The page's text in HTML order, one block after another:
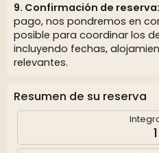
Confirmación de reserva:
pago, nos pondremos en
posible para coordinar los
incluyendo fechas,
relevantes.
Resumen de su reserva
1